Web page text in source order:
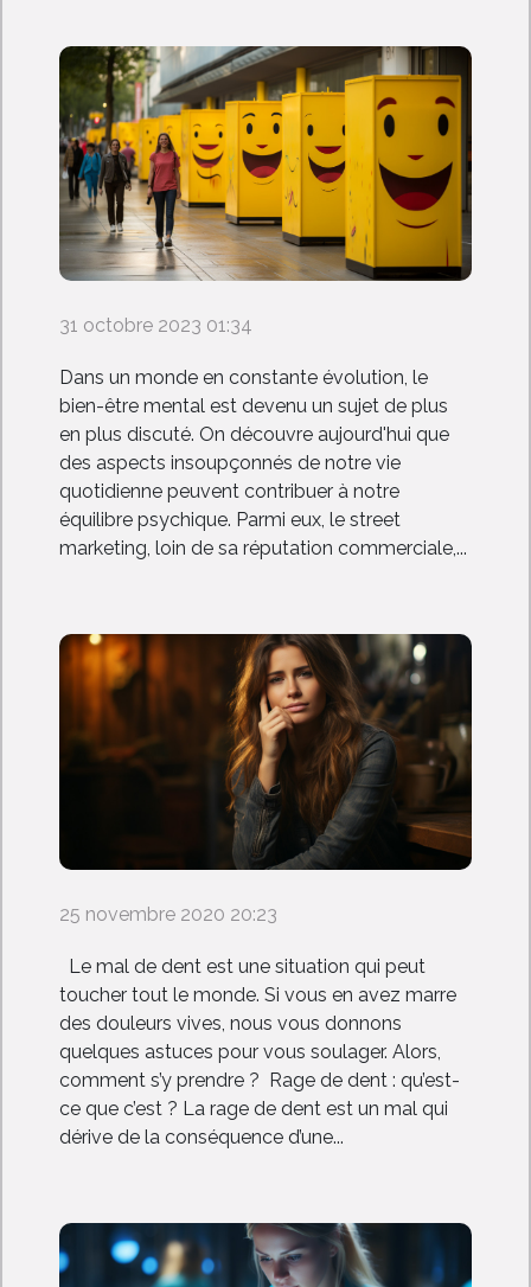
31 octobre 2023 01:34
Dans un monde en constante évolution, le
bien-être mental est devenu un sujet de plus
en plus discuté. On découvre aujourd'hui que
des aspects insoupçonnés de notre vie
quotidienne peuvent contribuer à notre
équilibre psychique. Parmi eux, le street
marketing, loin de sa réputation commerciale,...
25 novembre 2020 20:23
Le mal de dent est une situation qui peut
toucher tout le monde. Si vous en avez marre
des douleurs vives, nous vous donnons
quelques astuces pour vous soulager. Alors,
comment s’y prendre ? Rage de dent : qu’est-
ce que c’est ? La rage de dent est un mal qui
dérive de la conséquence d’une...